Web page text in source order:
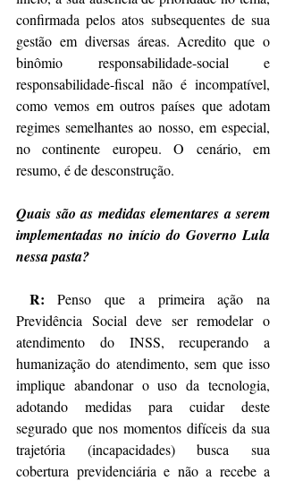
confirmada pelos atos subsequentes de sua
gestão em diversas áreas. Acredito que o
binômio responsabilidade-social e
responsabilidade-fiscal não é incompatível,
como vemos em outros países que adotam
regimes semelhantes ao nosso, em especial,
no continente europeu. O cenário, em
resumo, é de desconstrução.
Quais são as medidas elementares a serem
implementadas no início do Governo Lula
nessa pasta?
R: Penso que a primeira ação na
Previdência Social deve ser remodelar o
atendimento do INSS, recuperando a
humanização do atendimento, sem que isso
implique abandonar o uso da tecnologia,
adotando medidas para cuidar deste
segurado que nos momentos difíceis da sua
trajetória (incapacidades) busca sua
cobertura previdenciária e não a recebe a